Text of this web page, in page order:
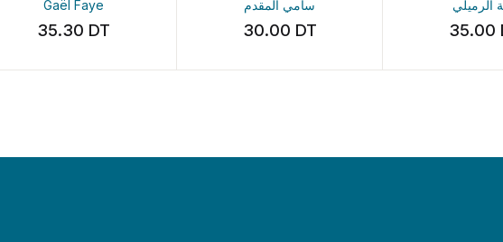
Gaël Faye
35.30DT
سامي المقدم
30.00DT
آمنة الرميلي
35.00DT